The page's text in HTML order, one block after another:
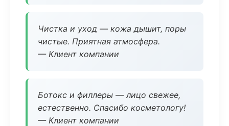
Чистка и уход — кожа дышит, поры
чистые. Приятная атмосфера.
— Клиент компании
Ботокс и филлеры — лицо свежее,
естественно. Спасибо косметологу!
— Клиент компании